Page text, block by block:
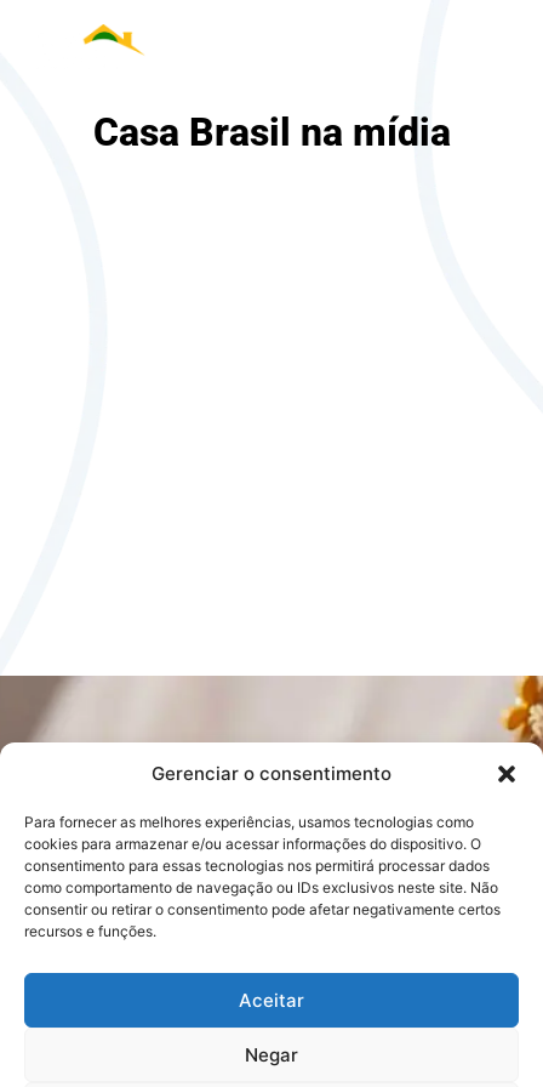
Gerenciar o consentimento
Para fornecer as melhores experiências, usamos tecnologias como
cookies para armazenar e/ou acessar informações do dispositivo. O
consentimento para essas tecnologias nos permitirá processar dados
como comportamento de navegação ou IDs exclusivos neste site. Não
consentir ou retirar o consentimento pode afetar negativamente certos
recursos e funções.
Aceitar
Negar
Casa Brasil na mídia
Sobre nós
Quem somos
Projetos
Notícias
Página Inicial
Atalhos
Galeria de Fotos
Casa Brasil pelo Mundo
conosco
Fale Conosco